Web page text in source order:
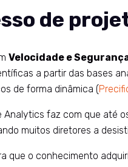
de
Velocidade e
a partir das bases
de forma dinâmica (
faz com que até
muitos diretores a
o conhecimento